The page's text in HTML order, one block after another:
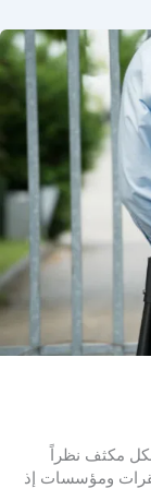
مكثف نظراً
ومؤسسات إذ